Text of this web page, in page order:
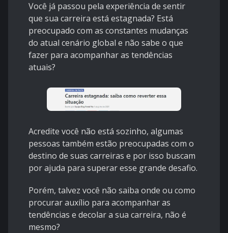
Você já passou pela experiência de sentir
que sua carreira está estagnada? Está
preocupado com as constantes mudanças
do atual cenário global e não sabe o que
fazer para acompanhar as tendências
atuais?
Acredite você não está sozinho, algumas
pessoas também estão preocupadas com o
destino de suas carreiras e por isso buscam
por ajuda para superar esse grande desafio.
Porém, talvez você não saiba onde ou como
procurar auxílio para acompanhar as
tendências e decolar a sua carreira, não é
mesmo?